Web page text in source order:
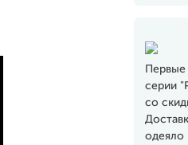
серии
со
одеяло